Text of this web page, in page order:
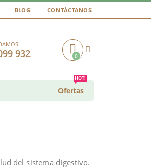
BLOG CONTÁCTANOS
932 Cart0
Ofertas
HOT!
del sistema digestivo.